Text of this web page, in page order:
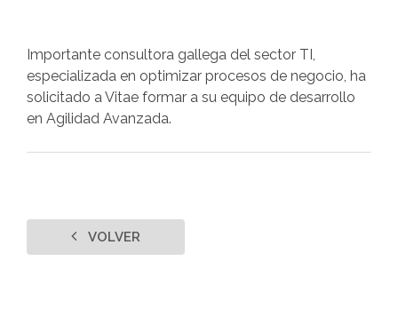
Importante consultora gallega del sector TI,
especializada en optimizar procesos de negocio, ha
solicitado a Vitae formar a su equipo de desarrollo
en Agilidad Avanzada.
VOLVER